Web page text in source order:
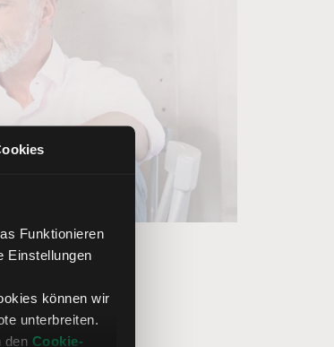
Funktionieren
Einstellungen
können wir
unterbreiten.
den Cookie-